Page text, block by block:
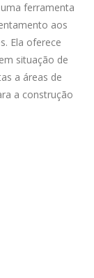
uma ferramenta
aos
Ela oferece
situação de
a áreas de
a construção